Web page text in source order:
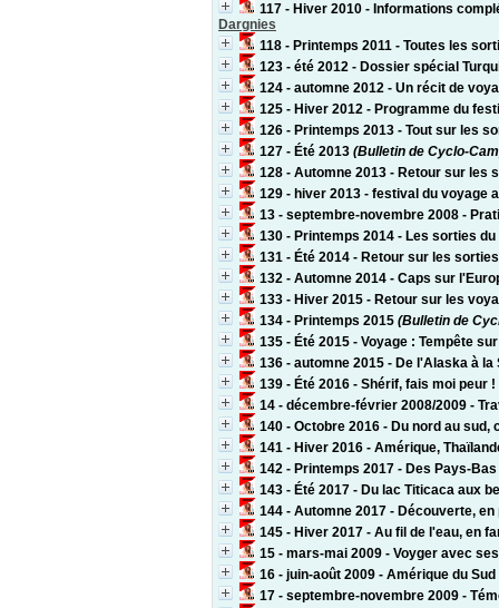
117 - Hiver 2010 - Informations
Dargnies
118 - Printemps 2011 - Toutes les
123 - été 2012 - Dossier spécial
124 - automne 2012 - Un récit de
125 - Hiver 2012 - Programme du
126 - Printemps 2013 - Tout sur les
127 - Été 2013 (Bulletin de Cyclo-
128 - Automne 2013 - Retour sur les
129 - hiver 2013 - festival du voyage
13 - septembre-novembre 2008 -
130 - Printemps 2014 - Les sorties
131 - Été 2014 - Retour sur les
132 - Automne 2014 - Caps sur
133 - Hiver 2015 - Retour sur les
134 - Printemps 2015 (Bulletin de
135 - Été 2015 - Voyage : Tempête
136 - automne 2015 - De l'Alaska à
139 - Été 2016 - Shérif, fais moi peur !
14 - décembre-février 2008/2009 -
140 - Octobre 2016 - Du nord au
141 - Hiver 2016 - Amérique,
142 - Printemps 2017 - Des Pays-
143 - Été 2017 - Du lac Titicaca aux
144 - Automne 2017 - Découverte,
145 - Hiver 2017 - Au fil de l'eau, en
15 - mars-mai 2009 - Voyger avec
16 - juin-août 2009 - Amérique du Sud
17 - septembre-novembre 2009 -